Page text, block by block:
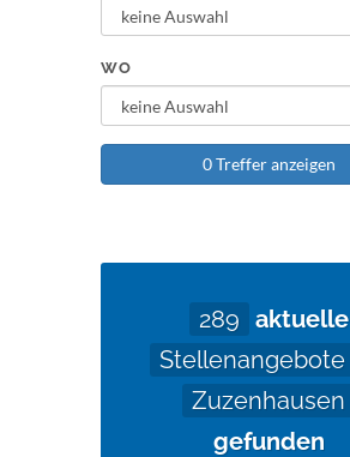
WO
0 Treffer anzeigen
289 aktuelle
Stellenangebote
Zuzenhausen
gefunden